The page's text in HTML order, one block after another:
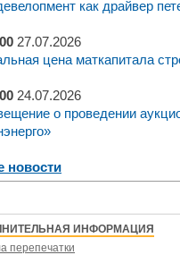
как драйвер
27.07.2026
цена маткапитала
24.07.2026
о проведении
новости
ИНФОРМАЦИЯ
перепечатки